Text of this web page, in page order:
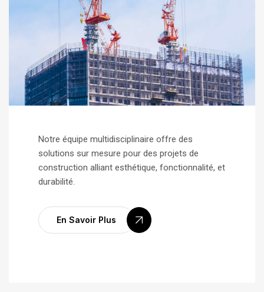
Notre équipe multidisciplinaire offre des
solutions sur mesure pour des projets de
construction alliant esthétique, fonctionnalité, et
durabilité.
En Savoir Plus